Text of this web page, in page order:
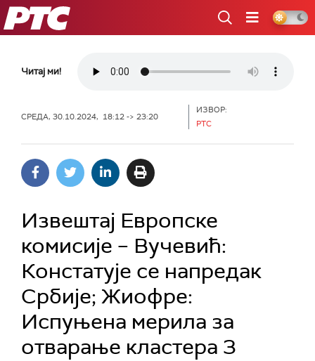
РТС
Читај ми!
СРЕДА, 30.10.2024, 18:12 -> 23:20
ИЗВОР:
РТС
Извештај Европске
комисије – Вучевић:
Констатује се напредак
Србије; Жиофре:
Испуњена мерила за
отварање кластера 3